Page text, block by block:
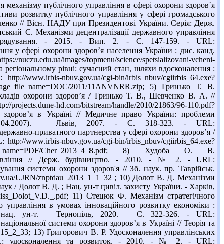
публічного управління в сфері охорони здоров`я
розвитку публічного управління у сфері громадського
// Вісн. НАДУ при Президентові України. Серія: Держ.
Є. Механізми децентралізації державного управління
- 2015. - Вип. 2. - С. 147-159. - URL:
у сфері охорони здоров’я населення України : дис. канд.
nuczu.edu.ua/images/topmenu/science/spetsializovani-vcheni-
рівні: сучасний стан, шляхи вдосконалення :
nbuv.gov.ua/cgi-bin/irbis_nbuv/cgiirbis_64.exe?
2011/11ANVNRR.zip; 5) Гринько Т. В.
охорони здоров’я / Гринько Т. В., Шевченко В. А. //
hd.com/bitstream/handle/2010/21863/96-110.pdf?
в Україні // Медичне право України: проблеми
– Львів, 2007. - С. 318-323. - URL:
приватного партнерства у сфері охорони здоров’я /
www.irbis-nbuv.gov.ua/cgi-bin/irbis_nbuv/cgiirbis_64.exe?
Cher_2013_4_8.pdf; 8) Худоба О. В.
// Держ. будівництво. - 2010. - № 2. - URL:
системи охорони здоров'я // Зб. наук. пр. Таврійськ.
UJRN/znptdau_2013_1_1_32 ; 10) Долот В. Д. Механізми
/ Долот В. Д. ; Нац. ун-т цивіл. захисту України. - Харків,
11) Стецюк Ф. Механізм стратегічного
в умовах інноваційного розвитку економіки :
нац. ун-т. – Тернопіль, 2020. – С. 322-326. - URL:
системи охорони здоров’я в Україні // Теорія та
13) Григорович В. Р. Удосконалення управлінських
удосконалення та розвиток. - 2010. - № 2. - URL: